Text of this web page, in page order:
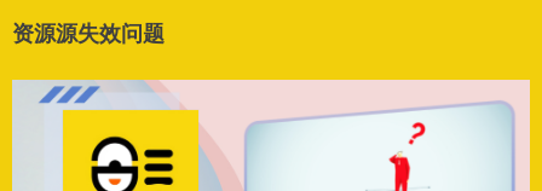
资源源失效问题